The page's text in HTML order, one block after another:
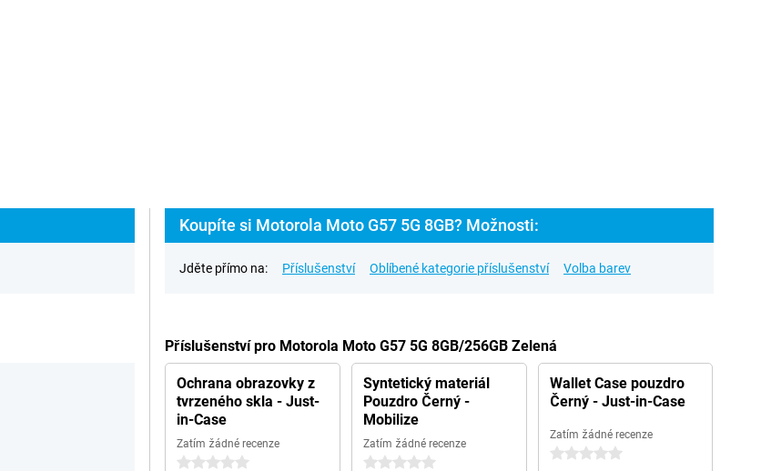
Koupíte si Motorola Moto G57 5G 8GB? Možnosti:
Jděte přímo na: Příslušenství Oblíbené kategorie příslušenství Volba barev
Příslušenství pro Motorola Moto G57 5G 8GB/256GB Zelená
Ochrana obrazovky z
tvrzeného skla - Just-
in-Case
Zatím žádné recenze
0 hvězdičky
Syntetický materiál
Pouzdro Černý -
Mobilize
Zatím žádné recenze
0 hvězdičky
Wallet Case pouzdro
Černý - Just-in-Case
Zatím žádné recenze
0 hvězdičky